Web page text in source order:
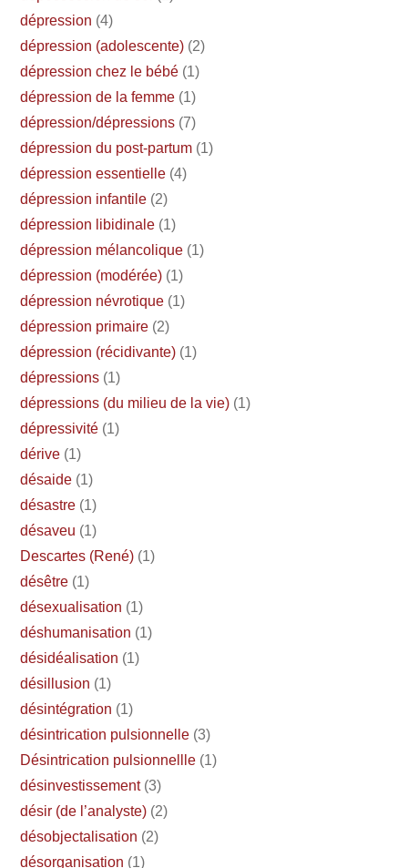
dépression (4)
dépression (adolescente) (2)
dépression chez le bébé (1)
dépression de la femme (1)
dépression/dépressions (7)
dépression du post-partum (1)
dépression essentielle (4)
dépression infantile (2)
dépression libidinale (1)
dépression mélancolique (1)
dépression (modérée) (1)
dépression névrotique (1)
dépression primaire (2)
dépression (récidivante) (1)
dépressions (1)
dépressions (du milieu de la vie) (1)
dépressivité (1)
dérive (1)
désaide (1)
désastre (1)
désaveu (1)
Descartes (René) (1)
désêtre (1)
désexualisation (1)
déshumanisation (1)
désidéalisation (1)
désillusion (1)
désintégration (1)
désintrication pulsionnelle (3)
Désintrication pulsionnellle (1)
désinvestissement (3)
désir (de l’analyste) (2)
désobjectalisation (2)
désorganisation (1)